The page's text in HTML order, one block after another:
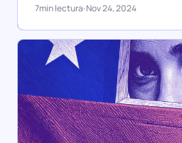
7min lectura·Nov 24, 2024